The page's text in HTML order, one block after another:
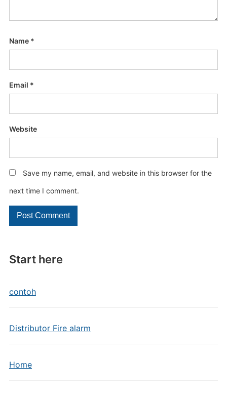
Start here
contoh
Distributor Fire alarm
Home
Name *
Email *
Website
Save my name, email, and website in this browser for the
next time I comment.